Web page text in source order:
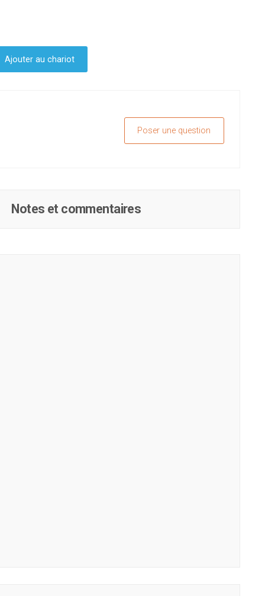
Ajouter au chariot
Poser une question
Notes et commentaires